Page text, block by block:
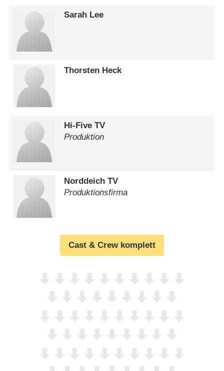
Sarah Lee
Thorsten Heck
Hi-Five TV
Produktion
Norddeich TV
Produktionsfirma
Cast & Crew komplett